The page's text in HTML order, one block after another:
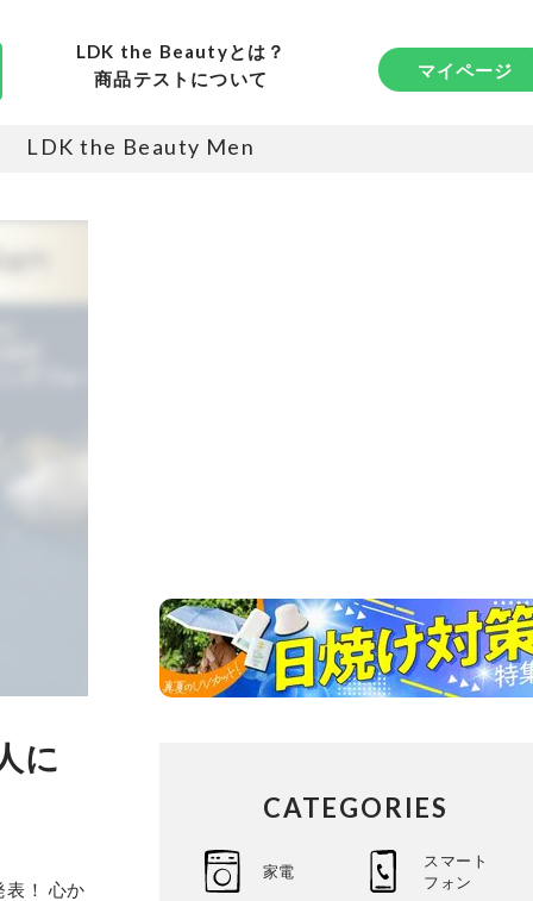
LDK the Beautyとは？
商品テストについて
マイページ
LDK the Beauty Men
に
！ 心か
CATEGORIES
家電
スマート
フォン